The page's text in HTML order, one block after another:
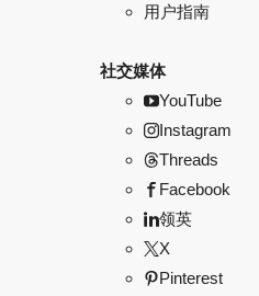
用户指南
社交媒体
YouTube
Instagram
Threads
Facebook
领英
X
Pinterest